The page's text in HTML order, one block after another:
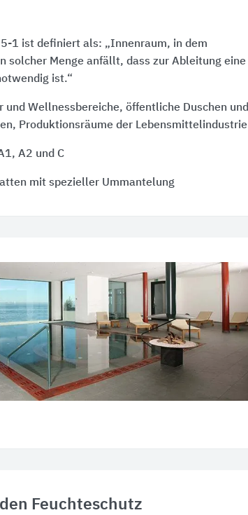
1 ist definiert als: „Innenraum, in dem
solcher Menge anfällt, dass zur Ableitung eine
ist.“
und Wellnessbereiche, öffentliche Duschen und
Produktionsräume der Lebensmittelindustrie
A2 und C
mit spezieller Ummantelung
Feuchteschutz